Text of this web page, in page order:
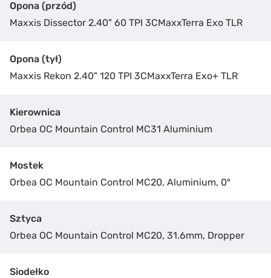
Opona (przód)
Maxxis Dissector 2.40" 60 TPI 3CMaxxTerra Exo TLR
Opona (tył)
Maxxis Rekon 2.40" 120 TPI 3CMaxxTerra Exo+ TLR
Kierownica
Orbea OC Mountain Control MC31 Aluminium
Mostek
Orbea OC Mountain Control MC20, Aluminium, 0º
Sztyca
Orbea OC Mountain Control MC20, 31.6mm, Dropper
Siodełko
Administratorem Twoich danych jest Czarnota Sport Centrum
Wyślij